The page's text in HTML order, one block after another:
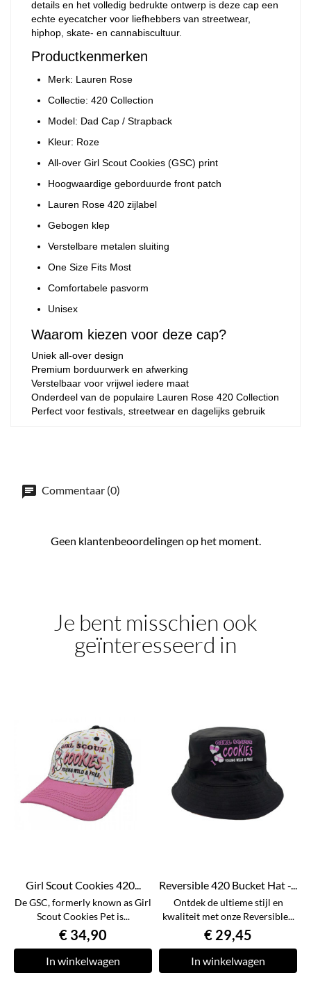
details en het volledig bedrukte ontwerp is deze cap een
echte eyecatcher voor liefhebbers van streetwear,
hiphop, skate- en cannabiscultuur.
Productkenmerken
Merk: Lauren Rose
Collectie: 420 Collection
Model: Dad Cap / Strapback
Kleur: Roze
All-over Girl Scout Cookies (GSC) print
Hoogwaardige geborduurde front patch
Lauren Rose 420 zijlabel
Gebogen klep
Verstelbare metalen sluiting
One Size Fits Most
Comfortabele pasvorm
Unisex
Waarom kiezen voor deze cap?
Uniek all-over design
Premium borduurwerk en afwerking
Verstelbaar voor vrijwel iedere maat
Onderdeel van de populaire Lauren Rose 420 Collection
Perfect voor festivals, streetwear en dagelijks gebruik
Commentaar (0)
Geen klantenbeoordelingen op het moment.
Je bent misschien ook
geïnteresseerd in
Girl Scout Cookies 420...
De GSC, formerly known as Girl
Scout Cookies Pet is...
€ 34,90
In winkelwagen
Reversible 420 Bucket Hat -...
Ontdek de ultieme stijl en
kwaliteit met onze Reversible...
€ 29,45
In winkelwagen